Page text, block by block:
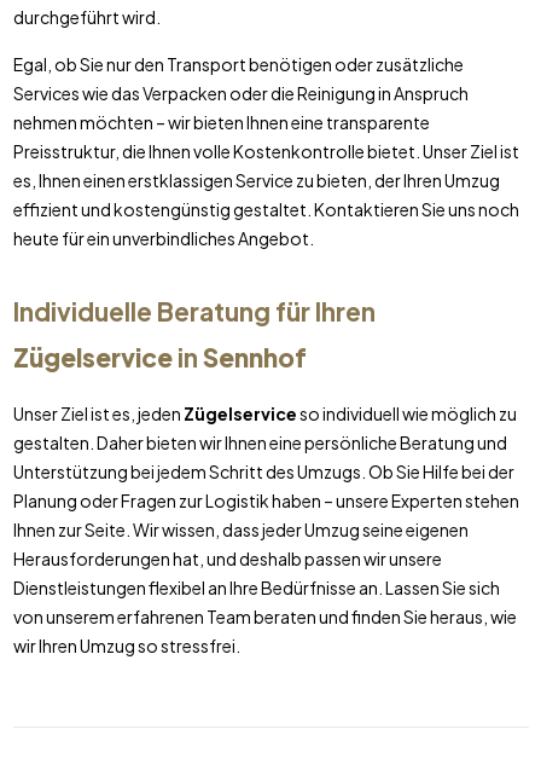
durchgeführt wird.
Egal, ob Sie nur den Transport benötigen oder zusätzliche
Services wie das Verpacken oder die Reinigung in Anspruch
nehmen möchten – wir bieten Ihnen eine transparente
Preisstruktur, die Ihnen volle Kostenkontrolle bietet. Unser Ziel ist
es, Ihnen einen erstklassigen Service zu bieten, der Ihren Umzug
effizient und kostengünstig gestaltet. Kontaktieren Sie uns noch
heute für ein unverbindliches Angebot.
Individuelle Beratung für Ihren
ZügelserviceinSennhof
Unser Ziel ist es, jeden Zügelserviceso individuell wie möglich zu
gestalten. Daher bieten wir Ihnen eine persönliche Beratung und
Unterstützung bei jedem Schritt des Umzugs. Ob Sie Hilfe bei der
Planung oder Fragen zur Logistik haben – unsere Experten stehen
Ihnen zur Seite. Wir wissen, dass jeder Umzug seine eigenen
Herausforderungen hat, und deshalb passen wir unsere
Dienstleistungen flexibel an Ihre Bedürfnisse an. Lassen Sie sich
von unserem erfahrenen Team beraten und finden Sie heraus, wie
wir Ihren Umzug so stressfrei.